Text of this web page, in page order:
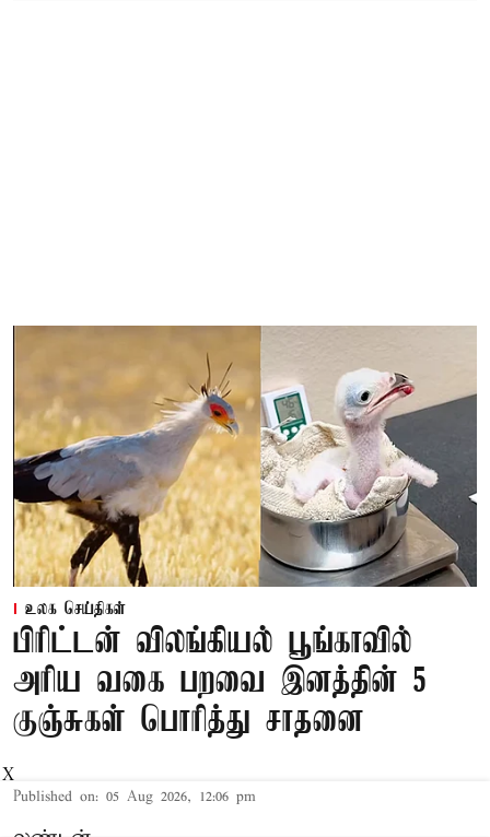
உலக செய்திகள்
பிரிட்டன் விலங்கியல் பூங்காவில்
அரிய வகை பறவை இனத்தின் 5
குஞ்சுகள் பொரித்து சாதனை
Published on: 05 Aug 2026, 12:06 pm
X